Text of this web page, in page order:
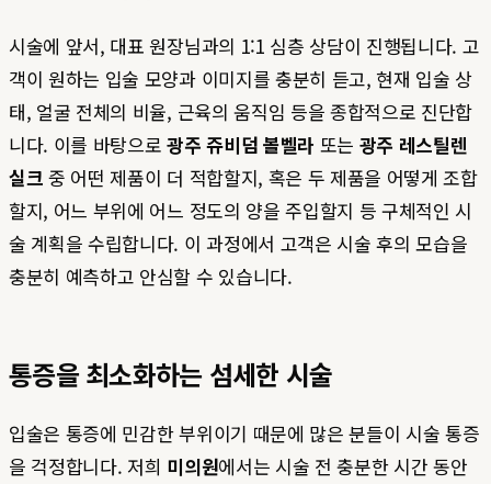
시술에 앞서, 대표 원장님과의 1:1 심층 상담이 진행됩니다. 고
객이 원하는 입술 모양과 이미지를 충분히 듣고, 현재 입술 상
태, 얼굴 전체의 비율, 근육의 움직임 등을 종합적으로 진단합
니다. 이를 바탕으로광주 쥬비덤 볼벨라 또는 광주 레스틸렌
실크 중 어떤 제품이 더 적합할지, 혹은 두 제품을 어떻게 조합
할지, 어느 부위에 어느 정도의 양을 주입할지 등 구체적인 시
술 계획을 수립합니다. 이 과정에서 고객은 시술 후의 모습을
충분히 예측하고 안심할 수 있습니다.
통증을 최소화하는 섬세한 시술
입술은 통증에 민감한 부위이기 때문에 많은 분들이 시술 통증
을 걱정합니다. 저희 미의원에서는 시술 전 충분한 시간 동안